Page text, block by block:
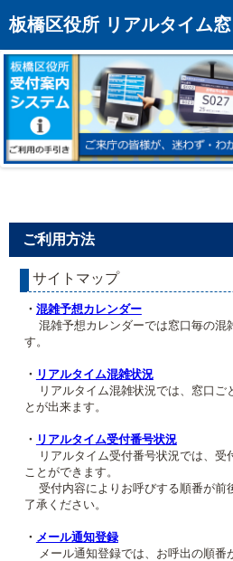
板橋区役所 リアルタイム
トップページへ
混雑予想カレンダー
リアルタイム混雑状況
リアルタイム受付番号状況
メール通知登録
モバイルサイト
アクセス
区役所フロアマップ
ご利用方法
サイトマップ
・ 混雑予想カレンダー
混雑予想カレンダーでは窓口毎の混
す。
・ リアルタイム混雑状況
リアルタイム混雑状況では、窓口ご
とが出来ます。
・ リアルタイム受付番号状況
リアルタイム受付番号状況では、受
ことができます。
受付内容によりお呼びする順番が前
了承ください。
・ メール通知登録
メール通知登録では、お呼出の順番